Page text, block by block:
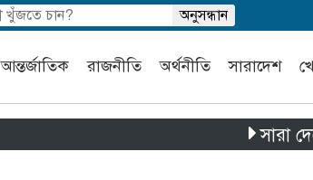
আন্তর্জাতিক রাজনীতি অর্থনীতি সারাদেশ
সারা দেশে